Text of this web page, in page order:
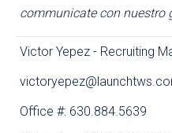
communicate con nuestro
Victor Yepez - Recruiting
Office #: 630.884.5639